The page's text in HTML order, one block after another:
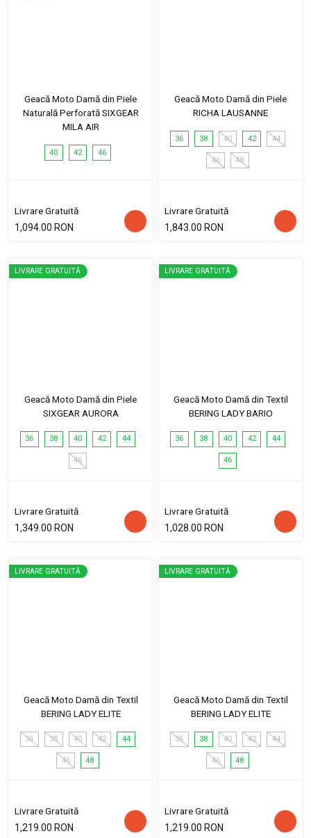
Geacă Moto Damă din Piele
Naturală Perforată SIXGEAR
MILA AIR
40 42 46
Livrare Gratuită
1,094.00 RON
Geacă Moto Damă din Piele
RICHA LAUSANNE
36 38 40 42 44
46 48
Livrare Gratuită
1,843.00 RON
LIVRARE GRATUITĂ
Geacă Moto Damă din Piele
SIXGEAR AURORA
36 38 40 42 44
46
Livrare Gratuită
1,349.00 RON
LIVRARE GRATUITĂ
Geacă Moto Damă din Textil
BERING LADY BARIO
36 38 40 42 44
46
Livrare Gratuită
1,028.00 RON
LIVRARE GRATUITĂ
Geacă Moto Damă din Textil
BERING LADY ELITE
36 38 40 42 44
46 48
Livrare Gratuită
1,219.00 RON
LIVRARE GRATUITĂ
Geacă Moto Damă din Textil
BERING LADY ELITE
36 38 40 42 44
46 48
Livrare Gratuită
1,219.00 RON